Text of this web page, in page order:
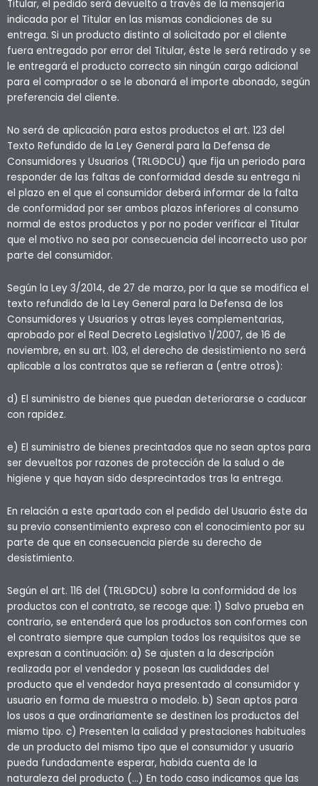
Titular, el pedido será devuelto a través de la mensajería
indicada por el Titular en las mismas condiciones de su
entrega. Si un producto distinto al solicitado por el cliente
fuera entregado por error del Titular, éste le será retirado y se
le entregará el producto correcto sin ningún cargo adicional
para el comprador o se le abonará el importe abonado, según
preferencia del cliente.
No será de aplicación para estos productos el art. 123 del
Texto Refundido de la Ley General para la Defensa de
Consumidores y Usuarios (TRLGDCU) que fija un periodo para
responder de las faltas de conformidad desde su entrega ni
el plazo en el que el consumidor deberá informar de la falta
de conformidad por ser ambos plazos inferiores al consumo
normal de estos productos y por no poder verificar el Titular
que el motivo no sea por consecuencia del incorrecto uso por
parte del consumidor.
Según la Ley 3/2014, de 27 de marzo, por la que se modifica el
texto refundido de la Ley General para la Defensa de los
Consumidores y Usuarios y otras leyes complementarias,
aprobado por el Real Decreto Legislativo 1/2007, de 16 de
noviembre, en su art. 103, el derecho de desistimiento no será
aplicable a los contratos que se refieran a (entre otros):
d) El suministro de bienes que puedan deteriorarse o caducar
con rapidez.
e) El suministro de bienes precintados que no sean aptos para
ser devueltos por razones de protección de la salud o de
higiene y que hayan sido desprecintados tras la entrega.
En relación a este apartado con el pedido del Usuario éste da
su previo consentimiento expreso con el conocimiento por su
parte de que en consecuencia pierde su derecho de
desistimiento.
Según el art. 116 del (TRLGDCU) sobre la conformidad de los
productos con el contrato, se recoge que: 1) Salvo prueba en
contrario, se entenderá que los productos son conformes con
el contrato siempre que cumplan todos los requisitos que se
expresan a continuación: a) Se ajusten a la descripción
realizada por el vendedor y posean las cualidades del
producto que el vendedor haya presentado al consumidor y
usuario en forma de muestra o modelo. b) Sean aptos para
los usos a que ordinariamente se destinen los productos del
mismo tipo. c) Presenten la calidad y prestaciones habituales
de un producto del mismo tipo que el consumidor y usuario
pueda fundadamente esperar, habida cuenta de la
naturaleza del producto (…) En todo caso indicamos que las